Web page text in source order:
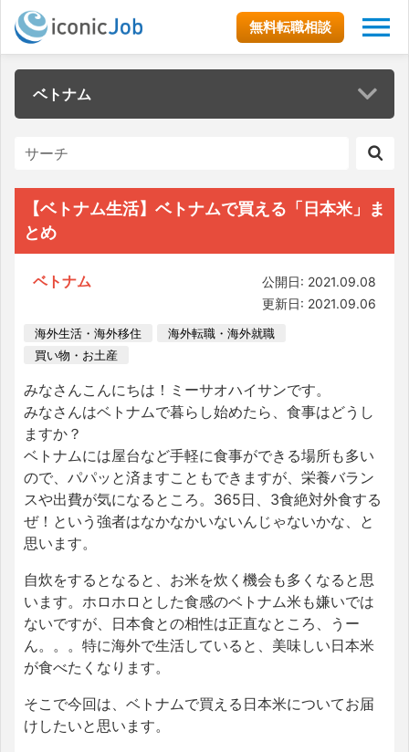
無料転職相談
ベトナム
【ベトナム生活】ベトナムで買える「日本米」ま
とめ
ベトナム
公開日: 2021.09.08
更新日: 2021.09.06
海外生活・海外移住
海外転職・海外就職
買い物・お土産
みなさんこんにちは！ミーサオハイサンです。
みなさんはベトナムで暮らし始めたら、食事はどうし
ますか？
ベトナムには屋台など手軽に食事ができる場所も多い
ので、パパッと済ますこともできますが、栄養バラン
スや出費が気になるところ。365日、3食絶対外食する
ぜ！という強者はなかなかいないんじゃないかな、と
思います。
自炊をするとなると、お米を炊く機会も多くなると思
います。ホロホロとした食感のベトナム米も嫌いでは
ないですが、日本食との相性は正直なところ、うー
ん。。。特に海外で生活していると、美味しい日本米
が食べたくなります。
そこで今回は、ベトナムで買える日本米についてお届
けしたいと思います。